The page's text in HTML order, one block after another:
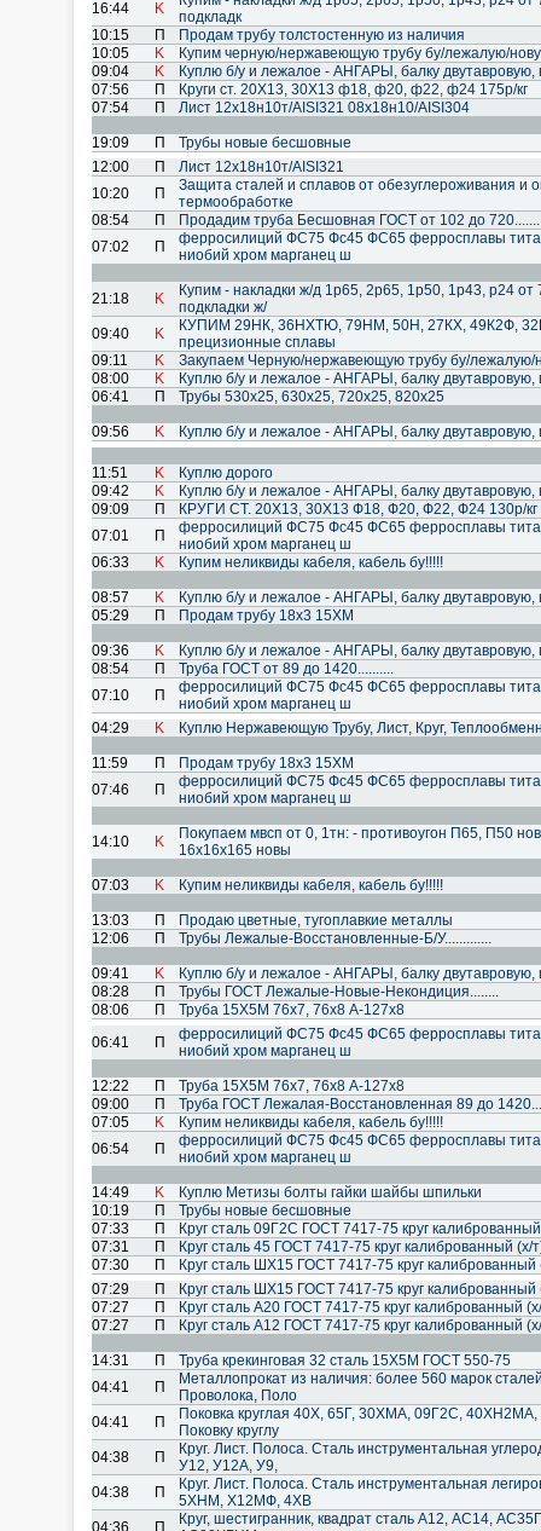
16:44 K
подкладк
10:15
П
Продам трубу толстостенную из наличия
10:05
K
Купим черную/нержавеющую трубу бу/лежалую/
09:04
K
Куплю б/у и лежалое - АНГАРЫ, балку двутавровую,
07:56
П
Круги ст. 20Х13, 30Х13 ф18, ф20, ф22, ф24 175р/кг
07:54
П Лист 12х18н10т/AISI321 08х18н10/AISI304
19:09 П
Трубы новые бесшовные
12:00
П
Лист 12х18н10т/AISI321
10:20
П
Защита сталей и сплавов от обезуглероживания и
термообработке
08:54
П
Продадим труба Бесшовная ГОСТ от 102 до
07:02
П
ферросилиций ФС75 Фс45 ФС65 ферросплавы
ниобий хром марганец ш
21:18 K
Купим - накладки ж/д 1р65, 2р65, 1р50, 1р43, р24
подкладки ж/
09:40
K
КУПИМ 29НК, 36НХТЮ, 79НМ, 50Н, 27КХ, 49К2Ф,
прецизионные сплавы
09:11
K
Закупаем Черную/нержавеющую трубу бу/лежалую/
08:00
K
Куплю б/у и лежалое - АНГАРЫ, балку двутавровую,
06:41
П Трубы 530х25, 630х25, 720х25, 820х25
09:56 K Куплю б/у и лежалое - АНГАРЫ, балку двутавровую,
11:51 K
Куплю дорого
09:42
K
Куплю б/у и лежалое - АНГАРЫ, балку двутавровую,
09:09
П
КРУГИ СТ. 20Х13, 30Х13 Ф18, Ф20, Ф22, Ф24 130р/кг
07:01
П
ферросилиций ФС75 Фс45 ФС65 ферросплавы
ниобий хром марганец ш
06:33
K Купим неликвиды кабеля, кабель бу!!!!!
08:57 K
Куплю б/у и лежалое - АНГАРЫ, балку двутавровую,
05:29
П Продам трубу 18х3 15ХМ
09:36 K
Куплю б/у и лежалое - АНГАРЫ, балку двутавровую,
08:54
П
Труба ГОСТ от 89 до 1420..........
07:10
П
ферросилиций ФС75 Фс45 ФС65 ферросплавы
ниобий хром марганец ш
04:29
K Куплю Нержавеющую Трубу, Лист, Круг,
11:59 П
Продам трубу 18х3 15ХМ
07:46
П
ферросилиций ФС75 Фс45 ФС65 ферросплавы
ниобий хром марганец ш
14:10 K
Покупаем мвсп от 0, 1тн: - противоугон П65, П50
16х16х165 новы
07:03 K Купим неликвиды кабеля, кабель бу!!!!!
13:03 П
Продаю цветные, тугоплавкие металлы
12:06
П Трубы Лежалые-Восстановленные-Б/У.............
09:41 K
Куплю б/у и лежалое - АНГАРЫ, балку двутавровую,
08:28
П
Трубы ГОСТ Лежалые-Новые-Некондиция........
08:06
П
Труба 15Х5М 76х7, 76х8 А-127х8
06:41
П
ферросилиций ФС75 Фс45 ФС65 ферросплавы
ниобий хром марганец ш
12:22 П
Труба 15Х5М 76х7, 76х8 А-127х8
09:00
П
Труба ГОСТ Лежалая-Восстановленная 89 до
07:05
K
Купим неликвиды кабеля, кабель бу!!!!!
06:54
П
ферросилиций ФС75 Фс45 ФС65 ферросплавы
ниобий хром марганец ш
14:49 K
Куплю Метизы болты гайки шайбы шпильки
10:19
П
Трубы новые бесшовные
07:33
П
Круг сталь 09Г2С ГОСТ 7417-75 круг
07:31
П
Круг сталь 45 ГОСТ 7417-75 круг калиброванный
07:30
П
Круг сталь ШХ15 ГОСТ 7417-75 круг
07:29
П
Круг сталь ШХ15 ГОСТ 7417-75 круг
07:27
П
Круг сталь А20 ГОСТ 7417-75 круг калиброванный
07:27
П Круг сталь А12 ГОСТ 7417-75 круг калиброванный
14:31 П
Труба крекинговая 32 сталь 15Х5М ГОСТ 550-75
04:41
П
Металлопрокат из наличия: более 560 марок
Проволока, Поло
04:41
П
Поковка круглая 40Х, 65Г, 30ХМА, 09Г2С, 40ХН2МА,
Поковку круглу
04:38
П
Круг. Лист. Полоса. Сталь инструментальная
У12, У12А, У9,
04:38
П
Круг. Лист. Полоса. Сталь инструментальная
5ХНМ, Х12МФ, 4ХВ
04:36
П
Круг, шестигранник, квадрат сталь А12, АС14,